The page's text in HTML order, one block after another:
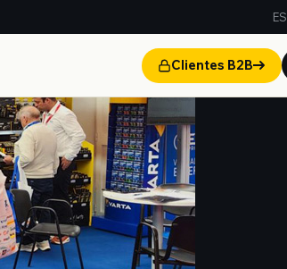
ES
Clientes B2B